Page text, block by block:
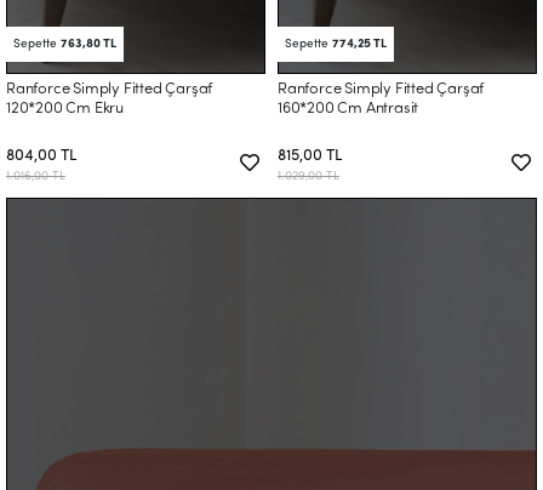
Sepette 763,80 TL
Ranforce Simply Fitted Çarşaf
120*200 Cm Ekru
804,00 TL
1.016,00 TL
Sepette 774,25 TL
Ranforce Simply Fitted Çarşaf
160*200 Cm Antrasit
815,00 TL
1.029,00 TL